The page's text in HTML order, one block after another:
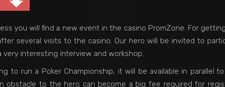
you will find a new event in the casino PromZone. For
several visits to the casino. Our hero will be invited to
interesting interview and workshop.
to run a Poker Championship, it will be available in parallel
obstacle to the hero can become a big fee required for